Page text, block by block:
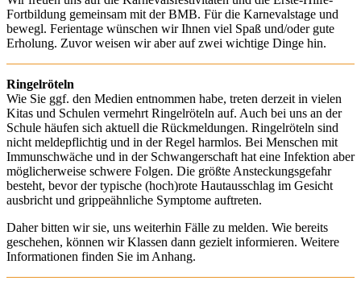
Fortbildung gemeinsam mit der BMB. Für die Karnevalstage und
bewegl. Ferientage wünschen wir Ihnen viel Spaß und/oder gute
Erholung. Zuvor weisen wir aber auf zwei wichtige Dinge hin.
Ringelröteln
Wie Sie ggf. den Medien entnommen habe, treten derzeit in vielen
Kitas und Schulen vermehrt Ringelröteln auf. Auch bei uns an der
Schule häufen sich aktuell die Rückmeldungen. Ringelröteln sind
nicht meldepflichtig und in der Regel harmlos. Bei Menschen mit
Immunschwäche und in der Schwangerschaft hat eine Infektion aber
möglicherweise schwere Folgen. Die größte Ansteckungsgefahr
besteht, bevor der typische (hoch)rote Hautausschlag im Gesicht
ausbricht und grippeähnliche Symptome auftreten.
Daher bitten wir sie, uns weiterhin Fälle zu melden. Wie bereits
geschehen, können wir Klassen dann gezielt informieren. Weitere
Informationen finden Sie im Anhang.